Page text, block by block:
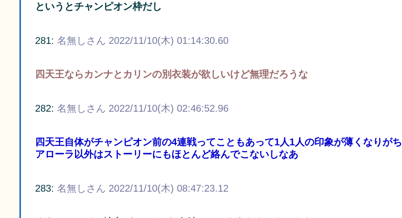
というとチャンピオン枠だし
281: 名無しさん 2022/11/10(木) 01:14:30.60
四天王ならカンナとカリンの別衣装が欲しいけど無理だろうな
282: 名無しさん 2022/11/10(木) 02:46:52.96
四天王自体がチャンピオン前の4連戦ってこともあって1人1人の印象が薄くなりがち
アローラ以外はストーリーにもほとんど絡んでこないしなあ
283: 名無しさん 2022/11/10(木) 08:47:23.12